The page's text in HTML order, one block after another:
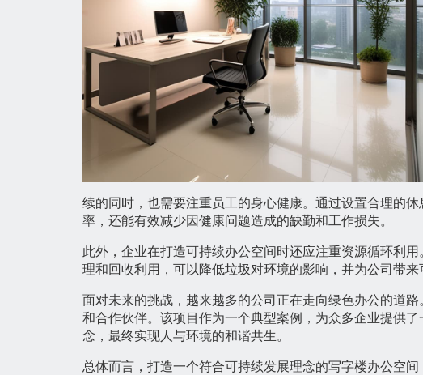
续的同时，也需要注重员工的身心健康。通过设置合理的
率，还能有效减少因健康问题造成的缺勤和工作损失。
此外，企业在打造可持续办公空间时还应注重资源循环利
理和回收利用，可以降低垃圾对环境的影响，并为公司带
面对未来的挑战，越来越多的公司正在走向绿色办公的道
和合作伙伴。该项目作为一个典型案例，为众多企业提供
念，最终实现人与环境的和谐共生。
总体而言，打造一个符合可持续发展理念的写字楼办公空